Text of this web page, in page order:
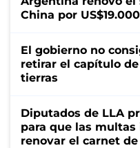
China por
El gobierno no
retirar el capítulo
tierras
Diputados de LLA
para que las
renovar el carnet